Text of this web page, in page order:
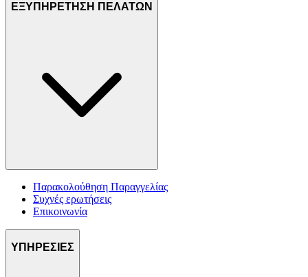
ΕΞΥΠΗΡΕΤΗΣΗ ΠΕΛΑΤΩΝ
Παρακολούθηση Παραγγελίας
Συχνές ερωτήσεις
Επικοινωνία
ΥΠΗΡΕΣΙΕΣ